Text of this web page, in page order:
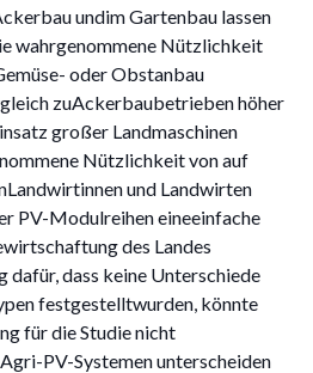
undim Gartenbau lassen
wahrgenommene Nützlichkeit
oder Obstanbau
zuAckerbaubetrieben höher
großer Landmaschinen
Nützlichkeit von auf
und Landwirten
PV-Modulreihen eineeinfache
des Landes
dafür, dass keine Unterschiede
festgestelltwurden, könnte
für die Studie nicht
PV-Systemen unterscheiden